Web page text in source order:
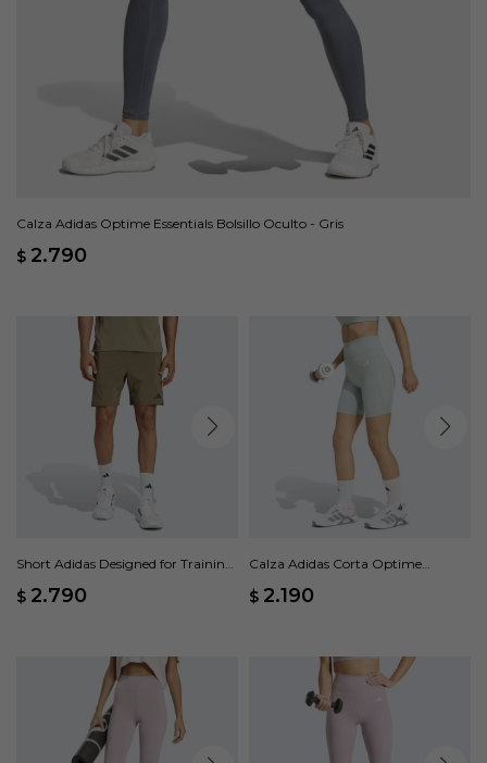
Calza Adidas Optime Essentials Bolsillo Oculto - Gris
$ 2.790
Short Adidas Designed for Training
$ 2.790
Calza Adidas Corta Optime
$ 2.190